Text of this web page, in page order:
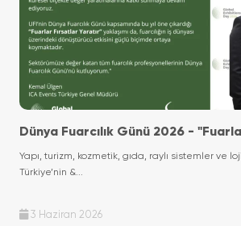
Dünya Fuarcılık Günü 2026 -
Yaratır"
Yapı, turizm, kozmetik, gıda, raylı sistemler ve
Türkiye’nin &...
3 Haziran 2026